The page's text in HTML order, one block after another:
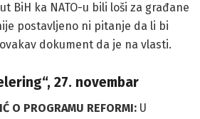
BiH ka NATO-u bili loši za građane
postavljeno ni pitanje da li bi
dokument da je na vlasti.
27. novembar
O PROGRAMU REFORMI: U